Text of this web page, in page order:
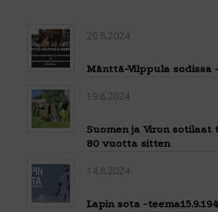
20.8.2024
Mänttä-Vilppula sodissa
19.8.2024
Suomen ja Viron
80 vuotta sitten
14.8.2024
Lapin sota -